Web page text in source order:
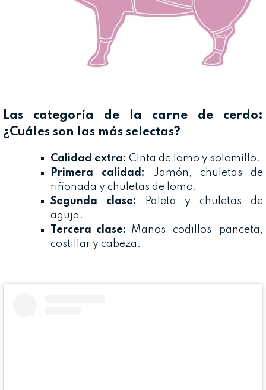
Las categoría de la carne de cerdo:
¿Cuáles son las más selectas?
Calidad extra: Cinta de lomo y solomillo.
Primera calidad:
Jamón, chuletas de
riñonada y chuletas de lomo.
Segunda clase:
Paleta y chuletas de
aguja.
Tercera clase: Manos, codillos, panceta,
costillar y cabeza.